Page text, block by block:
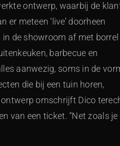
ontwerp, waarbij de
meteen ‘live’ doorheen
in de showroom af met borrel
barbecue en
aanwezig, soms in de
die bij een tuin horen,
ontwerp omschrijft Dico
van een ticket. “Net zoals je